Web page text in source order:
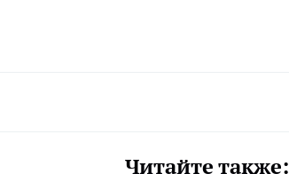
Читайте также: